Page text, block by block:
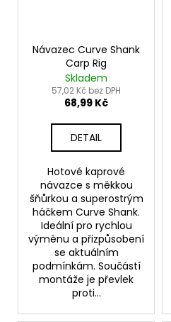
Návazec Curve Shank
Carp Rig
Skladem
57,02 Kč bez DPH
68,99 Kč
DETAIL
Hotové kaprové
návazce s měkkou
šňůrkou a superostrým
háčkem Curve Shank.
Ideální pro rychlou
výměnu a přizpůsobení
se aktuálním
podmínkám. Součástí
montáže je převlek
proti...